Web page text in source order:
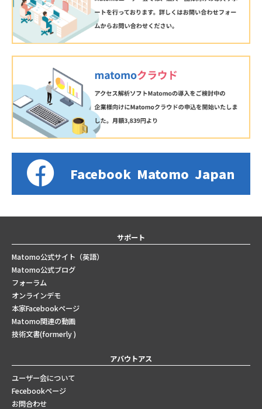
Facebook Matomo Japan
サポート
Matomo公式サイト（英語）
Matomo公式ブログ
フォーラム
オンラインデモ
本家Facebookページ
Matomo関連の動画
技術文書(formerly )
アバウトアス
ユーザー会について
Fecebookページ
お問合わせ